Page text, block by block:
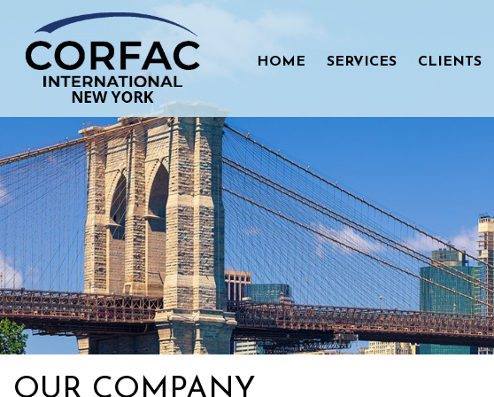
content
HOME SERVICES CLIENTS
OUR COMPANY